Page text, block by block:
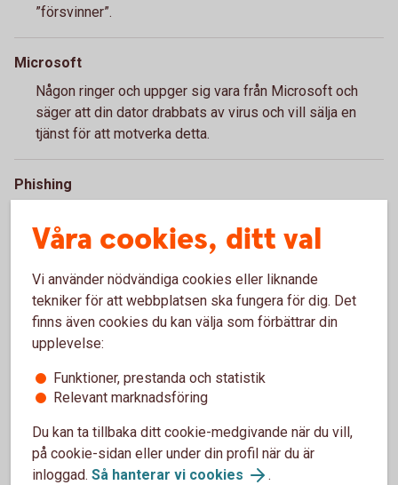
”försvinner”.
Microsoft
Någon ringer och uppger sig vara från Microsoft och
säger att din dator drabbats av virus och vill sälja en
tjänst för att motverka detta.
Phishing
olika metoder till exempel ett mejl med länk där du
Trojaner
Bedragaren tar kontroll över din dator för att till exempel
logga in i din internetbank.
Stulen ID
Med en stulen identitet har bedragaren tillgång till alla
typer av tjänster, till exempel öppna ett nytt bankkonto
eller få en ny säkerhetsdosa till internetbanken –
Våra cookies, ditt val
Vi använder nödvändiga cookies eller liknande
tekniker för att webbplatsen ska fungera för dig. Det
finns även cookies du kan välja som förbättrar din
upplevelse:
Funktioner, prestanda och statistik
Relevant marknadsföring
Du kan ta tillbaka ditt cookie-medgivande när du vill,
på cookie-sidan eller under din profil när du är
inloggad. Så hanterar vi cookies .